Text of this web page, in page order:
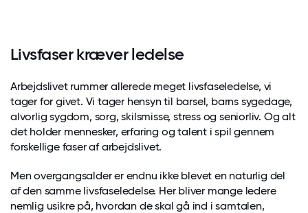
Livsfaser kræver ledelse
Arbejdslivet rummer allerede meget livsfaseledelse, vi
tager for givet. Vi tager hensyn til barsel, barns sygedage,
alvorlig sygdom, sorg, skilsmisse, stress og seniorliv. Og alt
det holder mennesker, erfaring og talent i spil gennem
forskellige faser af arbejdslivet.
Men overgangsalder er endnu ikke blevet en naturlig del
af den samme livsfaseledelse. Her bliver mange ledere
nemlig usikre på, hvordan de skal gå ind i samtalen,